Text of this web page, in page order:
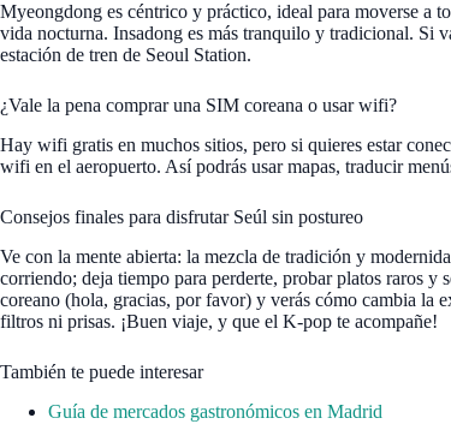
Myeongdong es céntrico y práctico, ideal para moverse a
vida nocturna. Insadong es más tranquilo y tradicional. Si
estación de tren de Seoul Station.
¿Vale la pena comprar una SIM coreana o usar wifi?
Hay wifi gratis en muchos sitios, pero si quieres estar
wifi en el aeropuerto. Así podrás usar mapas, traducir
Consejos finales para disfrutar Seúl sin postureo
Ve con la mente abierta: la mezcla de tradición y
corriendo; deja tiempo para perderte, probar platos raros y
coreano (hola, gracias, por favor) y verás cómo cambia la
filtros ni prisas. ¡Buen viaje, y que el K-pop te acompañe!
También te puede interesar
Guía de mercados gastronómicos en Madrid